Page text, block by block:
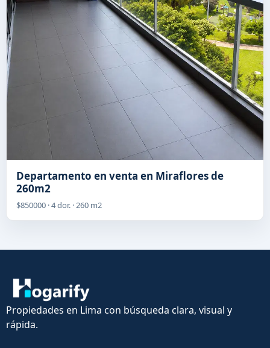
Departamento en venta en Miraflores de
260m2
$850000 · 4 dor. · 260 m2
Propiedades en Lima con búsqueda clara, visual y
rápida.